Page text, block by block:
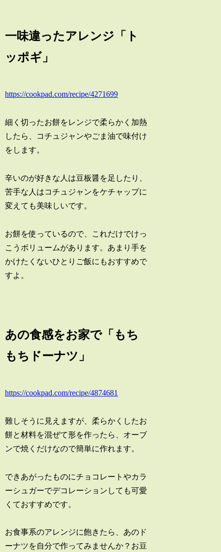
一味違ったアレンジ「ト
ッポギ」
https://cookpad.com/recipe/4271699
細く切ったお餅をレンジで柔らかく加熱
したら、コチュジャンやごま油で味付け
をします。
辛いのが好きな人は豆板醤を足したり、
苦手な人はコチュジャンをケチャップに
変えても美味しいです。
お餅を使っているので、これだけでけっ
こうボリュームがあります。あまり手を
かけたくないひとりご飯にもおすすめで
すよ。
あの食感をお家で「もち
もちドーナツ」
https://cookpad.com/recipe/4874681
難しそうに見えますが、柔らかくしたお
餅と材料を混ぜて形を作ったら、オーブ
ンで焼くだけなので簡単に作れます。
できあがったものにチョコレートやカラ
ーシュガーでデコレーションしても可愛
くておすすめです。
お食事系のアレンジに飽きたら、あのド
ーナツを自分で作ってみませんか？お豆